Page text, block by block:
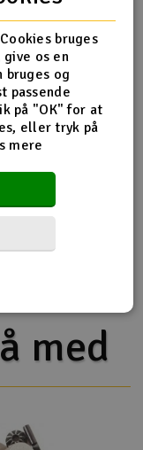
GT-6
2.4GHz
V2 2.4GHz
med
bruges
os en
bruges og
passende
på "OK" for at
eller tryk på
mere